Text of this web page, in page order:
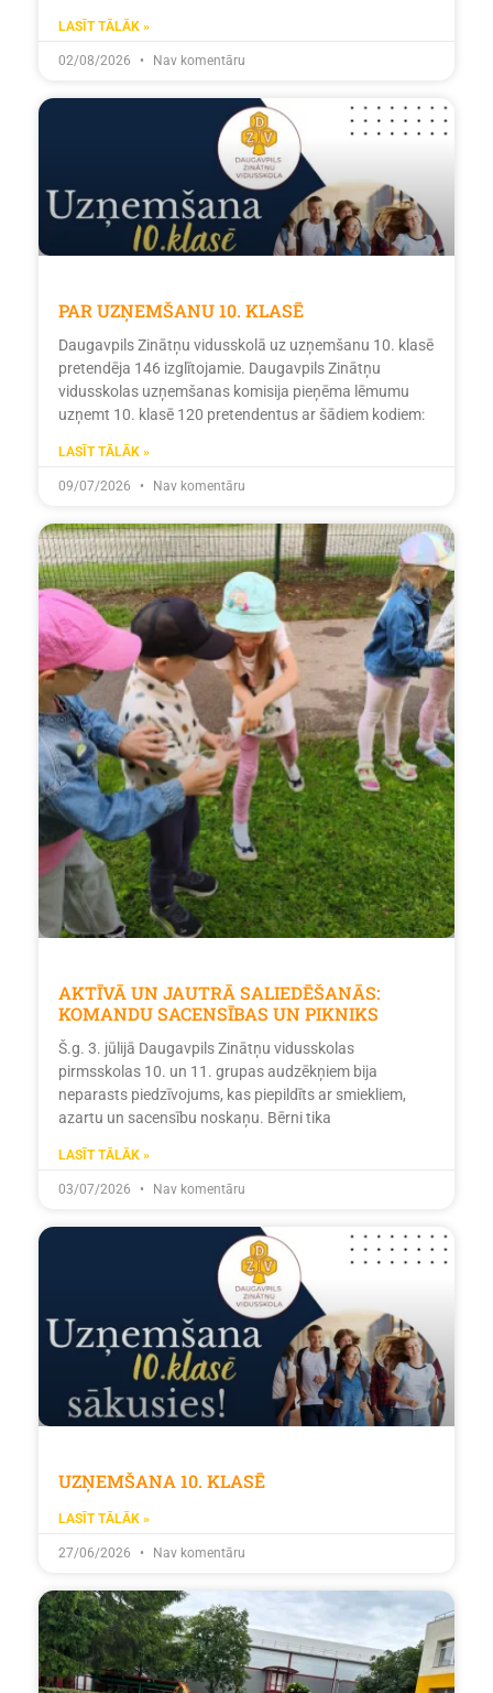
LASĪT TĀLĀK »
02/08/2026 Nav komentāru
PAR UZŅEMŠANU 10. KLASĒ
Daugavpils Zinātņu vidusskolā uz uzņemšanu 10. klasē
pretendēja 146 izglītojamie. Daugavpils Zinātņu
vidusskolas uzņemšanas komisija pieņēma lēmumu
uzņemt 10. klasē 120 pretendentus ar šādiem kodiem:
LASĪT TĀLĀK »
09/07/2026 Nav komentāru
AKTĪVĀ UN JAUTRĀ SALIEDĒŠANĀS:
KOMANDU SACENSĪBAS UN PIKNIKS
Š.g. 3. jūlijā Daugavpils Zinātņu vidusskolas
pirmsskolas 10. un 11. grupas audzēkņiem bija
neparasts piedzīvojums, kas piepildīts ar smiekliem,
azartu un sacensību noskaņu. Bērni tika
LASĪT TĀLĀK »
03/07/2026 Nav komentāru
UZŅEMŠANA 10. KLASĒ
LASĪT TĀLĀK »
27/06/2026 Nav komentāru